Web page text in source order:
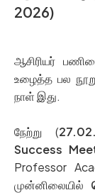
2026)
ஆசிரியர்
உழைத்த பல
நாள் இது.
நேற்று (
Success
Professor
முன்னிலையில்